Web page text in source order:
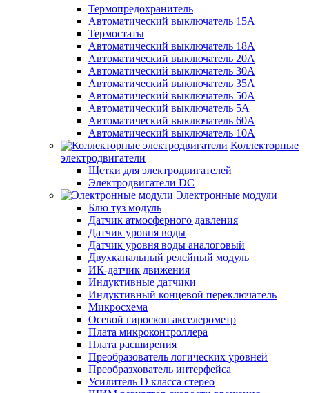
Термопредохранитель
Автоматический выключатель 15А
Термостаты
Автоматический выключатель 18А
Автоматический выключатель 20А
Автоматический выключатель 30А
Автоматический выключатель 35А
Автоматический выключатель 50А
Автоматический выключатель 5А
Автоматический выключатель 60А
Автоматический выключатель 10А
Коллекторные
электродвигатели
Щетки для электродвигателей
Электродвигатели DC
Электронные модули
Блю туз модуль
Датчик атмосферного давления
Датчик уровня воды
Датчик уровня воды аналоговый
Двухканальный релейный модуль
ИК-датчик движения
Индуктивные датчики
Индуктивный концевой переключатель
Микросхема
Осевой гироскоп акселерометр
Плата микроконтроллера
Плата расширения
Преобразователь логических уровней
Преобразхователь интерфейса
Усилитель D класса стерео